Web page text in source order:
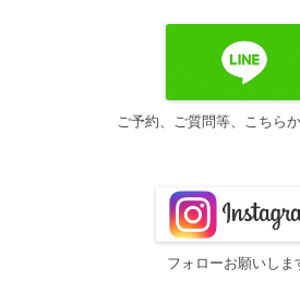
ご予約、ご質問等、こちらか
フォローお願いしま